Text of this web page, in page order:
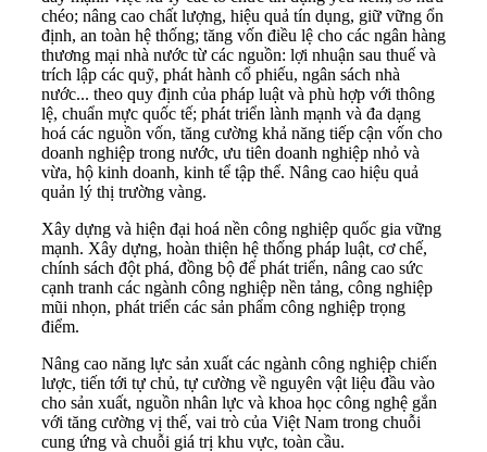
chéo; nâng cao chất lượng, hiệu quả tín dụng, giữ vững ổn
định, an toàn hệ thống; tăng vốn điều lệ cho các ngân hàng
thương mại nhà nước từ các nguồn: lợi nhuận sau thuế và
trích lập các quỹ, phát hành cổ phiếu, ngân sách nhà
nước... theo quy định của pháp luật và phù hợp với thông
lệ, chuẩn mực quốc tế; phát triển lành mạnh và đa dạng
hoá các nguồn vốn, tăng cường khả năng tiếp cận vốn cho
doanh nghiệp trong nước, ưu tiên doanh nghiệp nhỏ và
vừa, hộ kinh doanh, kinh tể tập thể. Nâng cao hiệu quả
quản lý thị trường vàng.
Xây dựng và hiện đại hoá nền công nghiệp quốc gia vững
mạnh. Xây dựng, hoàn thiện hệ thống pháp luật, cơ chế,
chính sách đột phá, đồng bộ để phát triển, nâng cao sức
cạnh tranh các ngành công nghiệp nền tảng, công nghiệp
mũi nhọn, phát triển các sản phẩm công nghiệp trọng
điểm.
Nâng cao năng lực sản xuất các ngành công nghiệp chiến
lược, tiến tới tự chủ, tự cường về nguyên vật liệu đầu vào
cho sản xuất, nguồn nhân lực và khoa học công nghệ gắn
với tăng cường vị thế, vai trò của Việt Nam trong chuỗi
cung ứng và chuỗi giá trị khu vực, toàn cầu.